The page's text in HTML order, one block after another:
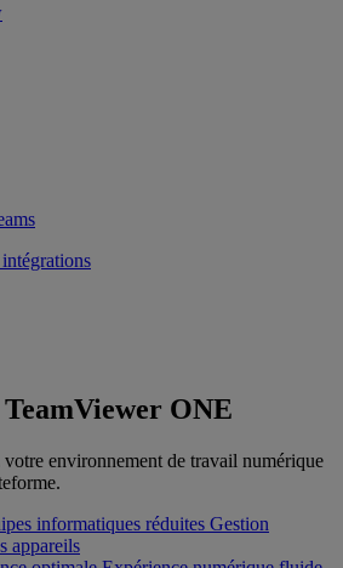
ONE
environnement de travail numérique
informatiques réduites Gestion
appareils